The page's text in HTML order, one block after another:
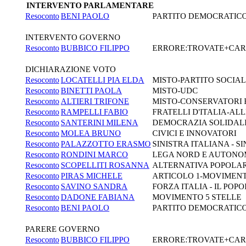
INTERVENTO PARLAMENTARE
ResocontoBENI PAOLO PARTITO
INTERVENTO GOVERNO
ResocontoBUBBICO FILIPPO
DICHIARAZIONE VOTO
ResocontoLOCATELLI PIA ELDA
MISTO-PARTITO
ResocontoBINETTI PAOLA
MISTO-UDC
Resoconto ALTIERI TRIFONE
MISTO-CONSERVATORI
ResocontoRAMPELLI FABIO
FRATELLI D'ITALIA-
Resoconto SANTERINI MILENA
DEMOCRAZIA
ResocontoMOLEA BRUNO
CIVICI E INNOVATORI
ResocontoPALAZZOTTO ERASMO SINISTRA ITALIANA -
ResocontoRONDINI MARCO
LEGA NORD E
Resoconto SCOPELLITI ROSANNA ALTERNATIVA
ResocontoPIRAS MICHELE
ARTICOLO 1-
Resoconto SAVINO SANDRA
FORZA ITALIA - IL
ResocontoDADONE FABIANA
MOVIMENTO 5 STELLE
ResocontoBENI PAOLO PARTITO
PARERE GOVERNO
ResocontoBUBBICO FILIPPO